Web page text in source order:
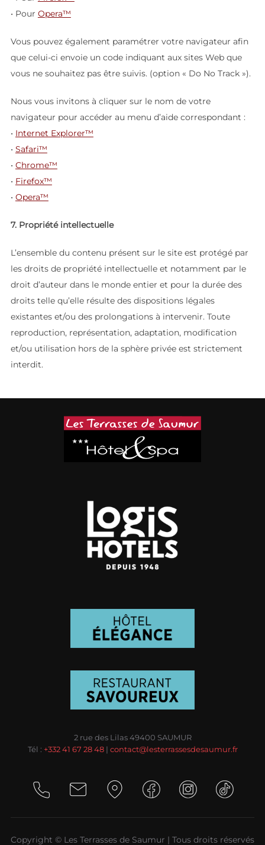
• Pour Opera™
Vous pouvez également paramétrer votre navigateur afin
que celui-ci envoie un code indiquant aux sites Web que
vous ne souhaitez pas être suivis. (option « Do No Track »).
Nous vous invitons à cliquer sur le nom de votre
navigateur pour accéder au menu d’aide correspondant :
• Internet Explorer™
• Safari™
• Chrome™
• Firefox™
• Opera™
7. Propriété intellectuelle
L’ensemble du contenu présent sur le site est protégé par
les droits de propriété intellectuelle et notamment par le
droit d’auteur dans le monde entier et pour la durée des
droits telle qu’elle résulte des dispositions légales
existantes et/ou des prolongations à intervenir. Toute
reproduction, représentation, adaptation, modification
et/ou utilisation hors de la sphère privée est strictement
interdit.
2 rue des Lilas 49400 SAUMUR
Tél : +332 41 67 28 48| contact@lesterrassesdesaumur.fr
Copyright © Les Terrasses de Saumur | Tous droits réservés